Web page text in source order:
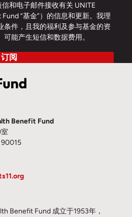
和电子邮件接收有关 UNITE
“基金”）的信息和更新。我理
条件，且我的福利及参与基金的资
能产生短信和数据费用。
订阅
Benefit Fund
Benefit Fund 成立于1953年，